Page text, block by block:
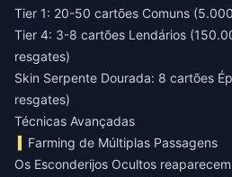
Tier 1: 20-50 cartões Comuns
Tier 4: 3-8 cartões Lendários
resgates)
Skin Serpente Dourada: 8 cartões
resgates)
Técnicas Avançadas
Farming de Múltiplas Passagens
Os Esconderijos Ocultos